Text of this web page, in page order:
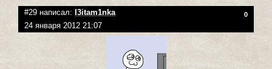
#29 написал: I3itam1nka 0
24 января 2012 21:07